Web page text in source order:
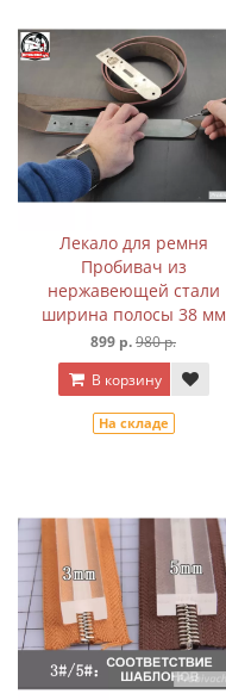
Лекало для ремня
Пробивач из
нержавеющей стали
ширина полосы 38 мм
899 р.980 р.
В корзину
На складе